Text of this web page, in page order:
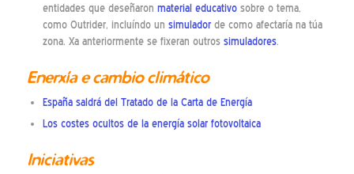
entidades que deseñaron material educativosobre o tema,
como Outrider, incluíndo un simuladorde como afectaría na túa
zona. Xa anteriormente se fixeran outros simuladores.
Enerxía e cambio climático
España saldrá del Tratado de la Carta de Energía
Los costes ocultos de la energía solar fotovoltaica
Iniciativas